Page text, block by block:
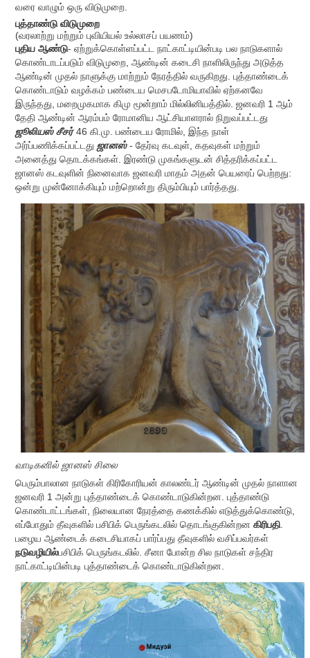
வரை வாழும் ஒரு விடுமுறை.
புத்தாண்டு விடுமுறை
(வரலாற்று மற்றும் புவியியல் உல்லாசப் பயணம்)
புதிய ஆண்டு- ஏற்றுக்கொள்ளப்பட்ட நாட்காட்டியின்படி பல நாடுகளால்
கொண்டாடப்படும் விடுமுறை, ஆண்டின் கடைசி நாளிலிருந்து அடுத்த
ஆண்டின் முதல் நாளுக்கு மாற்றும் நேரத்தில் வருகிறது. புத்தாண்டைக்
கொண்டாடும் வழக்கம் பண்டைய மெசபடோமியாவில் ஏற்கனவே
இருந்தது, மறைமுகமாக கிமு மூன்றாம் மில்லினியத்தில். ஜனவரி 1 ஆம்
தேதி ஆண்டின் ஆரம்பம் ரோமானிய ஆட்சியாளரால் நிறுவப்பட்டது
ஜூலியஸ் சீசர் 46 கி.மு. பண்டைய ரோமில், இந்த நாள்
அர்ப்பணிக்கப்பட்டது ஜானஸ் - தேர்வு கடவுள், கதவுகள் மற்றும்
அனைத்து தொடக்கங்கள். இரண்டு முகங்களுடன் சித்தரிக்கப்பட்ட
ஜானஸ் கடவுளின் நினைவாக ஜனவரி மாதம் அதன் பெயரைப் பெற்றது:
ஒன்று முன்னோக்கியும் மற்றொன்று திரும்பியும் பார்த்தது.
வாடிகனில் ஜானஸ் சிலை
பெரும்பாலான நாடுகள் கிரிகோரியன் காலண்டர் ஆண்டின் முதல் நாளான
ஜனவரி 1 அன்று புத்தாண்டைக் கொண்டாடுகின்றன. புத்தாண்டு
கொண்டாட்டங்கள், நிலையான நேரத்தை கணக்கில் எடுத்துக்கொண்டு,
எப்போதும் தீவுகளில் பசிபிக் பெருங்கடலில் தொடங்குகின்றன கிரிபதி.
பழைய ஆண்டைக் கடைசியாகப் பார்ப்பது தீவுகளில் வசிப்பவர்கள்
நடுவழியில்பசிபிக் பெருங்கடலில். சீனா போன்ற சில நாடுகள் சந்திர
நாட்காட்டியின்படி புத்தாண்டைக் கொண்டாடுகின்றன.